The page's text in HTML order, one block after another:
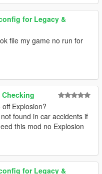
for Legacy &
file my game no run for
Checking
Explosion?
found in car accidents if
this mod no Explosion
for Legacy &